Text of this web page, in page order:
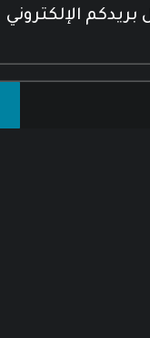
بريدكم الإلكتروني